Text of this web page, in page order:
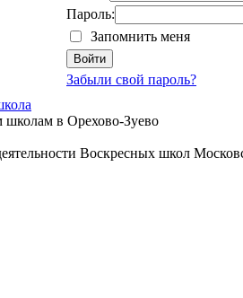
Пароль:
Запомнить меня
Забыли свой пароль?
в Орехово-Зуево
Воскресных школ